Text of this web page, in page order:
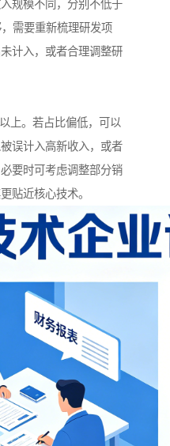
规模不同，分别不低于
需要重新梳理研发项
计入，或者合理调整研
上。若占比偏低，可以
误计入高新收入，或者
要时可考虑调整部分销
贴近核心技术。